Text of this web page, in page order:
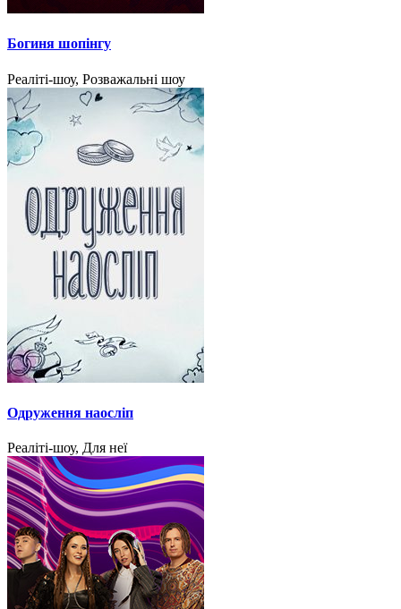
Богиня шопінгу
Реаліті-шоу, Розважальні шоу
Одруження наосліп
Реаліті-шоу, Для неї